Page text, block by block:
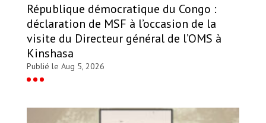
République démocratique du Congo :
déclaration de MSF à l’occasion de la
visite du Directeur général de l’OMS à
Kinshasa
Publié le Aug 5, 2026